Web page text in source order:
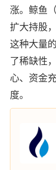
涨。鲸鱼
扩大持股
这种大量
了稀缺性
心、资金
度。